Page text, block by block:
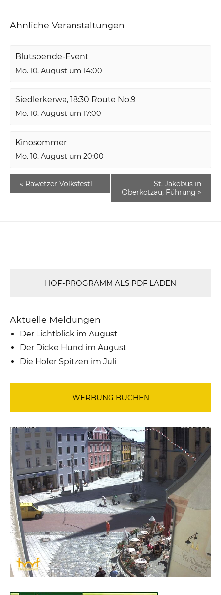
Ähnliche Veranstaltungen
Blutspende-Event
Mo. 10. August um 14:00
Siedlerkerwa, 18:30 Route No.9
Mo. 10. August um 17:00
Kinosommer
Mo. 10. August um 20:00
« Rawetzer Volksfestl
St. Jakobus in
Oberkotzau, Führung »
HOF-PROGRAMM ALS PDF LADEN
Aktuelle Meldungen
Der Lichtblick im August
Der Dicke Hund im August
Die Hofer Spitzen im Juli
WERBUNG BUCHEN